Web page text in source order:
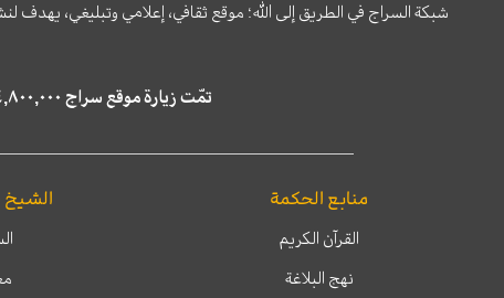
شبكة السراج في الطريق إلى الله؛ موقع ثقافي، إعلامي وتبليغي،
تمّت زيارة موقع سراج ٤,٨٠٠,٠٠٠ مرة خلال الستة أشهر الماضية، كما ظهر في نتائج البحث في محركات البحث٢٢,٢٩٠,٠٠٠ مرّة.
منابع الحكمة
القرآن الكريم
نهج البلاغة